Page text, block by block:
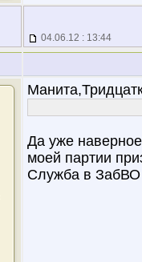
04.06.12 : 13:44
Да уже
моей партии
Служба в ЗабВО